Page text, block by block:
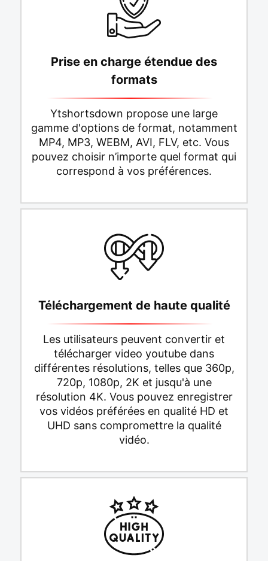
Prise en charge étendue des
formats
Ytshortsdown propose une large
gamme d'options de format, notamment
MP4, MP3, WEBM, AVI, FLV, etc. Vous
pouvez choisir n’importe quel format qui
correspond à vos préférences.
Téléchargement de haute qualité
Les utilisateurs peuvent convertir et
télécharger video youtube dans
différentes résolutions, telles que 360p,
720p, 1080p, 2K et jusqu'à une
résolution 4K. Vous pouvez enregistrer
vos vidéos préférées en qualité HD et
UHD sans compromettre la qualité
vidéo.